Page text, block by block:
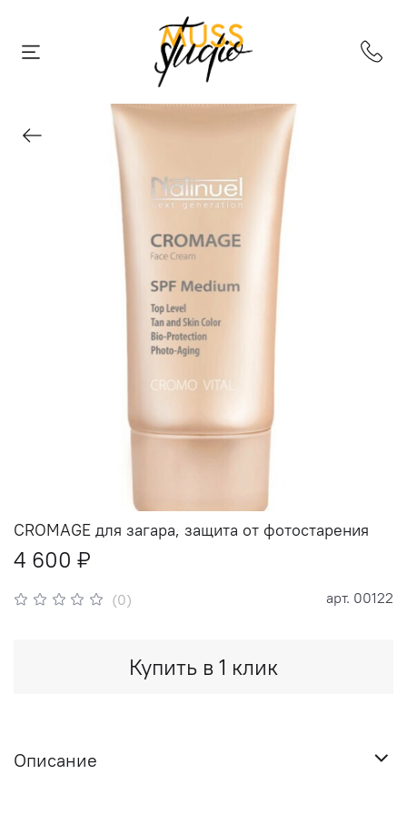
(0) арт. 00122
CROMAGE для загара, защита от фотостарения
4 600 ₽
Купить в 1 клик
Описание